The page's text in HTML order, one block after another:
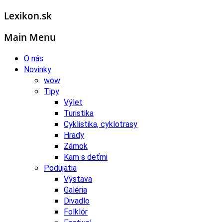
Lexikon.sk
Main Menu
O nás
Novinky
wow
Tipy
Výlet
Turistika
Cyklistika, cyklotrasy
Hrady
Zámok
Kam s deťmi
Podujatia
Výstava
Galéria
Divadlo
Folklór